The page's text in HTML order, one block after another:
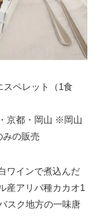
スペレット（1食
京都・岡山 ※岡山
の販売
ワインで煮込んだ
産アリバ種カカオ1
スク地方の一味唐